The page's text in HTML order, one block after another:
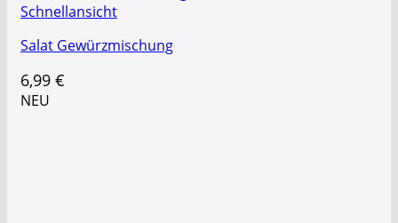
Schnellansicht
Salat Gewürzmischung
6,99 €
NEU